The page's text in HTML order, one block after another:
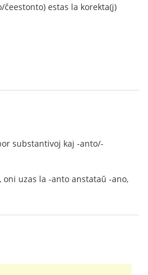
estas la korekta(j)
substantivoj kaj -anto/-
oni uzas la -anto anstataŭ -ano,